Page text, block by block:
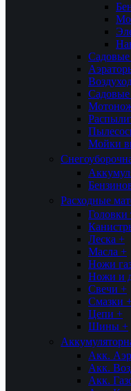
Садовые
Садовые
Мойки
Расходные
Леска +
Масла +
Ножи
Ножи и
Свечи +
Смазки
Цепи +
Шины +
Акк.
Акк.
Акк.